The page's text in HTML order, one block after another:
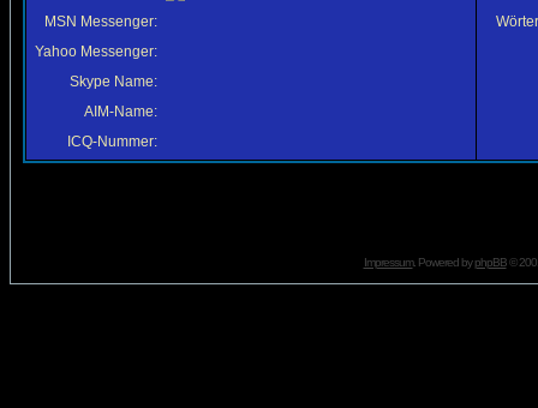
MSN Messenger:
Yahoo Messenger:
Skype Name:
AIM-Name:
ICQ-Nummer:
Impressum. Powered byphpBB©